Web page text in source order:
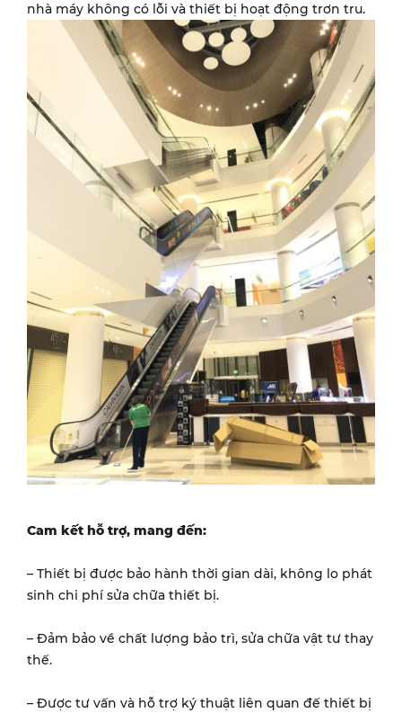
nhà máy không có lỗi và thiết bị hoạt động trơn tru.
Cam kết hỗ trợ, mang đến:
– Thiết bị được bảo hành thời gian dài, không lo phát
sinh chi phí sửa chữa thiết bị.
– Đảm bảo về chất lượng bảo trì, sửa chữa vật tư thay
thế.
– Được tư vấn và hỗ trợ ký thuật liên quan đế thiết bị